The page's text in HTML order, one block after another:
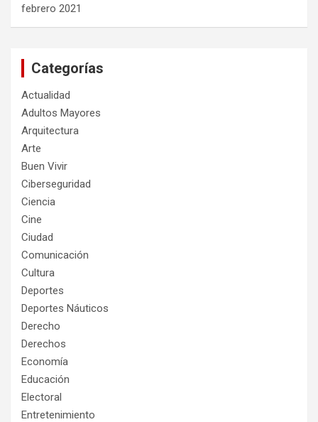
febrero 2021
Categorías
Actualidad
Adultos Mayores
Arquitectura
Arte
Buen Vivir
Ciberseguridad
Ciencia
Cine
Ciudad
Comunicación
Cultura
Deportes
Deportes Náuticos
Derecho
Derechos
Economía
Educación
Electoral
Entretenimiento